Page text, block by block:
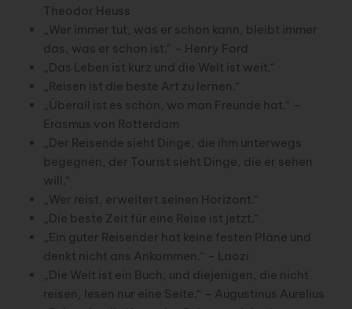
Theodor Heuss
„Wer immer tut, was er schon kann, bleibt immer
das, was er schon ist.“ – Henry Ford
„Das Leben ist kurz und die Welt ist weit.“
„Reisen ist die beste Art zu lernen.“
„Überall ist es schön, wo man Freunde hat.“ –
Erasmus von Rotterdam
„Der Reisende sieht Dinge, die ihm unterwegs
begegnen, der Tourist sieht Dinge, die er sehen
will.“
„Wer reist, erweitert seinen Horizont.“
„Die beste Zeit für eine Reise ist jetzt.“
„Ein guter Reisender hat keine festen Pläne und
denkt nicht ans Ankommen.“ – Laozi
„Die Welt ist ein Buch, und diejenigen, die nicht
reisen, lesen nur eine Seite.“ – Augustinus Aurelius